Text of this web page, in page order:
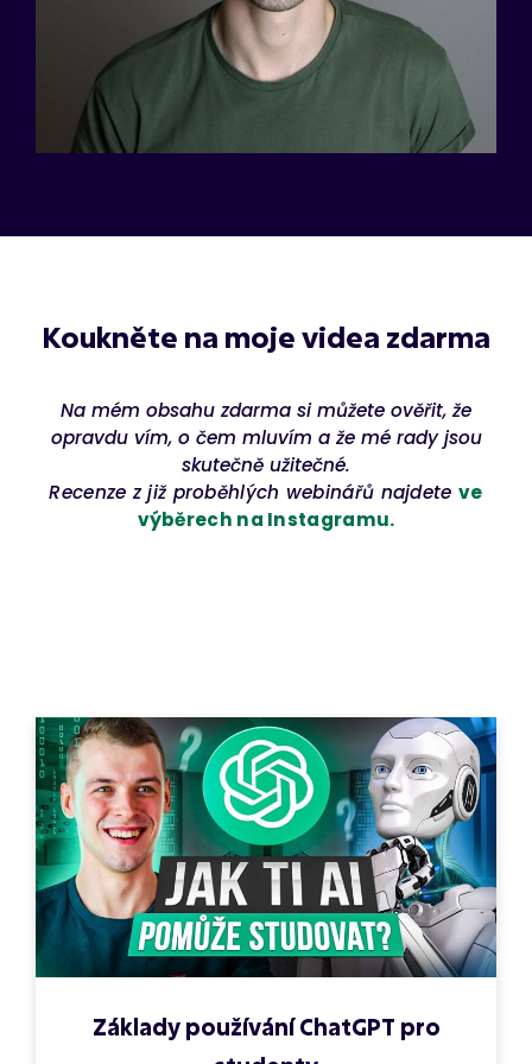
Koukněte na moje videa zdarma
Na mém obsahu zdarma si můžete ověřit, že
opravdu vím, o čem mluvím a že mé rady jsou
skutečně užitečné.
Recenze z již proběhlých webinářů najdete ve
výběrech na Instagramu.
Základy používání ChatGPT pro